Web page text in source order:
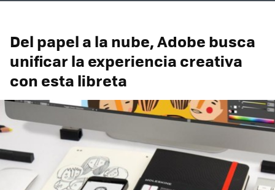
Del papel a la nube, Adobe busca
unificar la experiencia creativa
con esta libreta